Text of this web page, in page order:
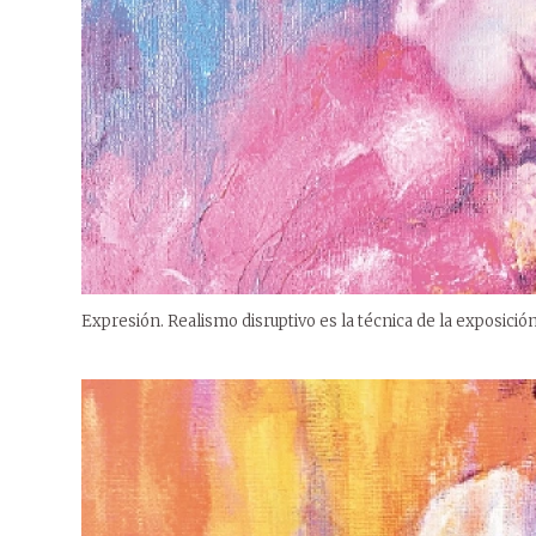
Expresión. Realismo disruptivo es la técnica de la